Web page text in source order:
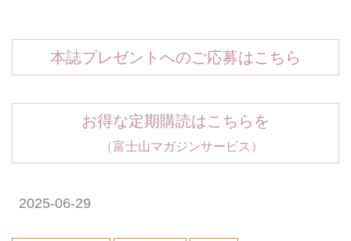
本誌プレゼントへのご応募はこちら
お得な定期購読はこちらを
（富士山マガジンサービス）
2025-06-29